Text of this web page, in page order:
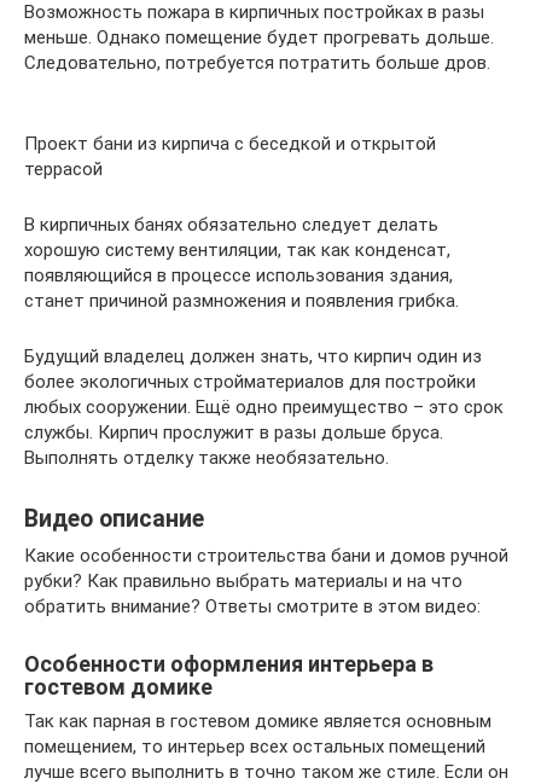
Возможность пожара в кирпичных постройках в разы
меньше. Однако помещение будет прогревать дольше.
Следовательно, потребуется потратить больше дров.
Проект бани из кирпича с беседкой и открытой
террасой
В кирпичных банях обязательно следует делать
хорошую систему вентиляции, так как конденсат,
появляющийся в процессе использования здания,
станет причиной размножения и появления грибка.
Будущий владелец должен знать, что кирпич один из
более экологичных стройматериалов для постройки
любых сооружении. Ещё одно преимущество – это срок
службы. Кирпич прослужит в разы дольше бруса.
Выполнять отделку также необязательно.
Видео описание
Какие особенности строительства бани и домов ручной
рубки? Как правильно выбрать материалы и на что
обратить внимание? Ответы смотрите в этом видео:
Особенности оформления интерьера в
гостевом домике
Так как парная в гостевом домике является основным
помещением, то интерьер всех остальных помещений
лучше всего выполнить в точно таком же стиле. Если он